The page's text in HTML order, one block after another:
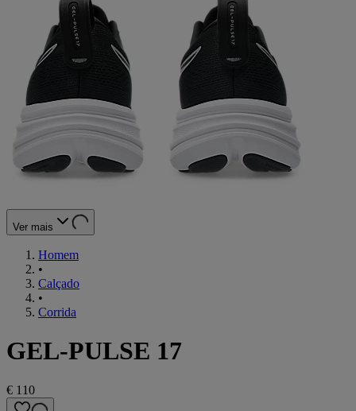
Ver mais
Homem
•
Calçado
•
Corrida
GEL-PULSE 17
€ 110